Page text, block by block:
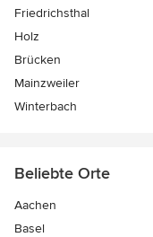
Friedrichsthal
Holz
Brücken
Mainzweiler
Winterbach
Beliebte Orte
Aachen
Basel